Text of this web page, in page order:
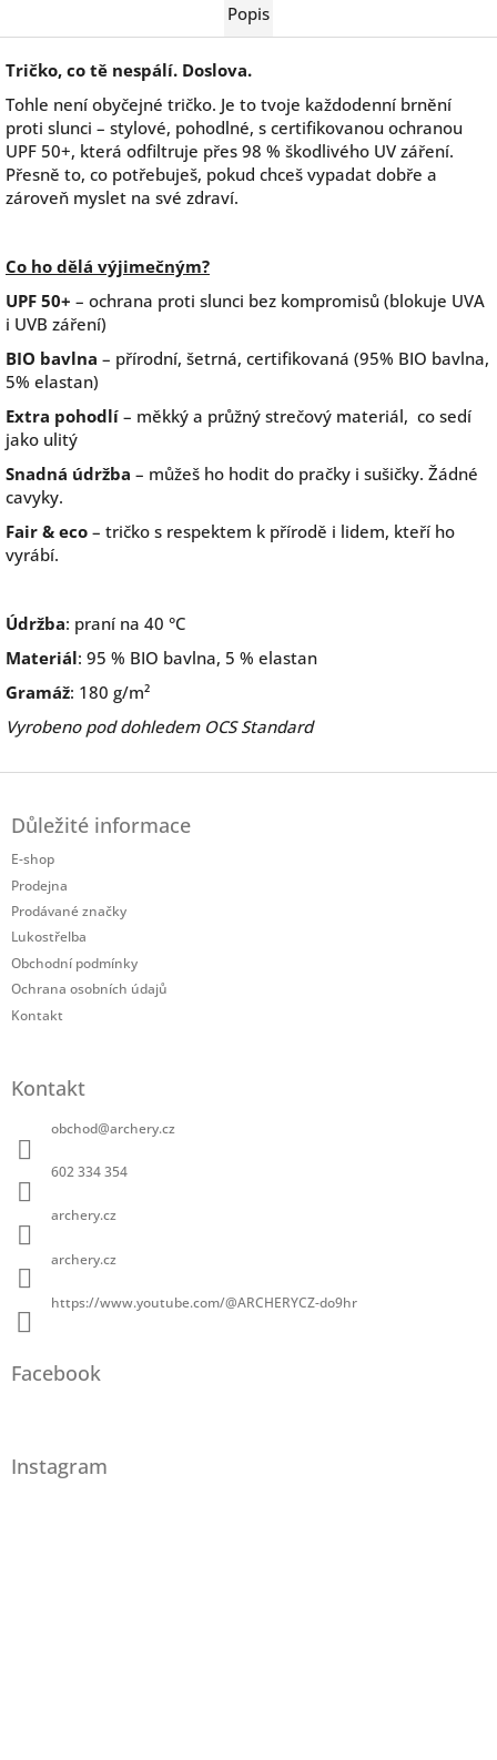
Popis
Tričko, co tě nespálí. Doslova.
Tohle není obyčejné tričko. Je to tvoje každodenní brnění
proti slunci – stylové, pohodlné, s certifikovanou ochranou
UPF 50+, která odfiltruje přes 98 % škodlivého UV záření.
Přesně to, co potřebuješ, pokud chceš vypadat dobře a
zároveň myslet na své zdraví.
Co ho dělá výjimečným?
UPF 50+ – ochrana proti slunci bez kompromisů (blokuje UVA
i UVB záření)
BIO bavlna – přírodní, šetrná, certifikovaná (95% BIO bavlna,
5% elastan)
Extra pohodlí – měkký a průžný strečový materiál, co sedí
jako ulitý
Snadná údržba – můžeš ho hodit do pračky i sušičky. Žádné
cavyky.
Fair & eco – tričko s respektem k přírodě i lidem, kteří ho
vyrábí.
Údržba: praní na 40 °C
Materiál: 95 % BIO bavlna, 5 % elastan
Gramáž: 180 g/m²
Vyrobeno pod dohledem OCS Standard
Důležité informace
E-shop
Prodejna
Prodávané značky
Lukostřelba
Obchodní podmínky
Ochrana osobních údajů
Kontakt
Kontakt
obchod@archery.cz
602 334 354
archery.cz
archery.cz
https://www.youtube.com/@ARCHERYCZ-do9hr
Facebook
Instagram